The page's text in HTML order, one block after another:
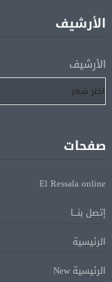
لإتمام انتقاله إلى
ماكرون: الاتحاد
على روسيا لوقف الحرب
البيان الختامى لاجتماع
الأرشيف
الأرشيف
صفحات
El Ressala online
إتصل بنـــا
الرئيسية
الرئيسية New